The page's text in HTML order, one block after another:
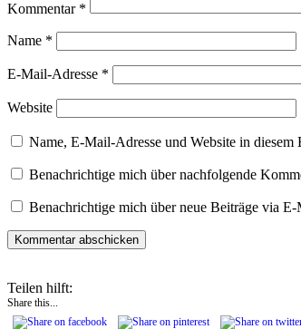
Kommentar *
Name *
E-Mail-Adresse *
Website
Name, E-Mail-Adresse und Website in
Benachrichtige mich über nachfolgende
Benachrichtige mich über neue Beiträge via E-
Teilen hilft:
Share this...